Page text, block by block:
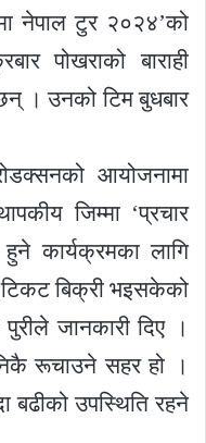
नेपाल टुर २०२४’को
पोखराको बाराही
। उनको टिम बुधबार
आयोजनामा
जिम्मा ‘प्रचार
कार्यक्रमका लागि
टिकट बिक्री भइसकेको
जानकारी दिए ।
रूचाउने सहर हो ।
बढीको उपस्थिति रहने